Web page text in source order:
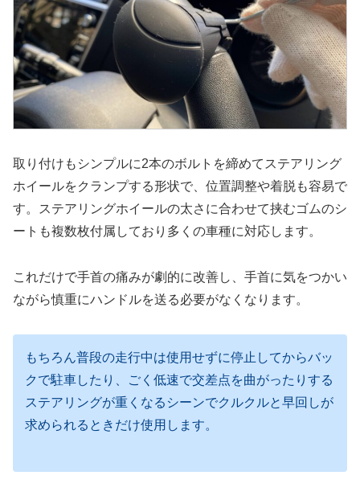
取り付けもシンプルに2本のボルトを締めてステアリング
ホイールをクランプする形状で、位置調整や着脱も容易で
す。ステアリングホイールの太さに合わせて挟むゴムのシ
ートも複数枚付属しており多くの車種に対応します。
これだけで手首の痛みが劇的に改善し、手首に気をつかい
ながら慎重にハンドルを送る必要がなくなります。
もちろん普段の走行中は使用せずに停止してからバッ
クで駐車したり、ごく低速で交差点を曲がったりする
ステアリングが重くなるシーンでクルクルと早回しが
求められるときだけ使用します。